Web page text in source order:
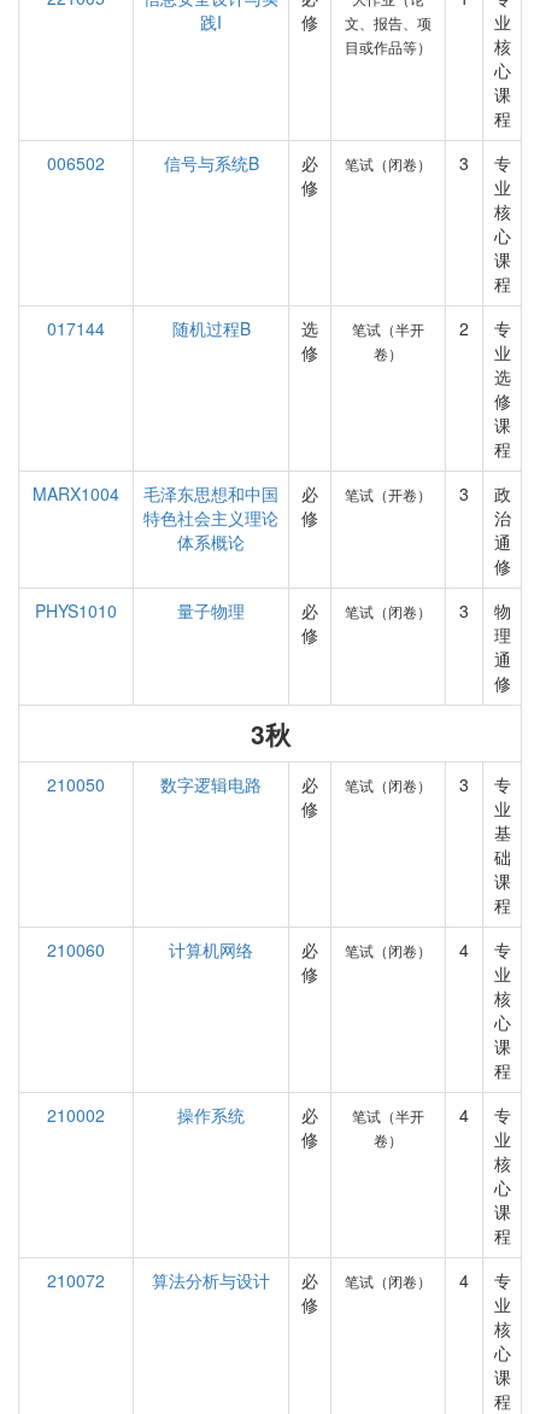
践I
修
文、报告、项
目或作品等）
业
核
心
课
程
006502
信号与系统B
必
修
笔试（闭卷） 3
专
业
核
心
课
程
017144
随机过程B
选
修
笔试（半开
卷）
2
专
业
选
修
课
程
MARX1004
毛泽东思想和中国
特色社会主义理论
体系概论
必
修
笔试（开卷） 3
政
治
通
修
PHYS1010
量子物理
必
修
笔试（闭卷） 3
物
理
通
修
3秋
210050 数字逻辑电路
必
修
笔试（闭卷） 3
专
业
基
础
课
程
210060
计算机网络
必
修
笔试（闭卷） 4
专
业
核
心
课
程
210002
操作系统
必
修
笔试（半开
卷）
4
专
业
核
心
课
程
210072
算法分析与设计
必
修
笔试（闭卷） 4
专
业
核
心
课
程